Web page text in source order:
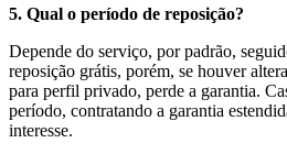
5. Qual o período de reposição?
Depende do serviço, por padrão,
reposição grátis, porém, se houver
para perfil privado, perde a garantia.
período, contratando a garantia
interesse.